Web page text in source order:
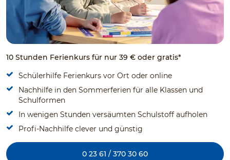
10 Stunden Ferienkurs für nur 39 € oder gratis*
Schülerhilfe Ferienkurs vor Ort oder online
Nachhilfe in den Sommerferien für alle Klassen und
Schulformen
In wenigen Stunden versäumten Schulstoff aufholen
Profi-Nachhilfe clever und günstig
0 23 61 / 370 30 60